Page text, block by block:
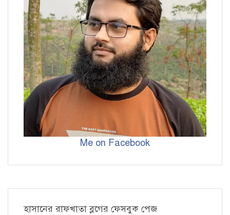
Me on Facebook
হাসানের রাফখাতা ব্লগের ফেসবুক পেজ